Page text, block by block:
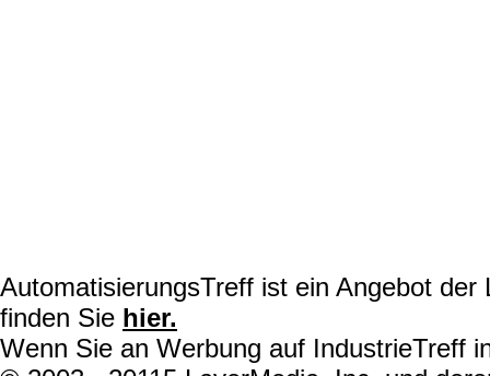
AutomatisierungsTreff ist ein Angebot
finden Sie hier.
Wenn Sie an Werbung auf IndustrieTreff